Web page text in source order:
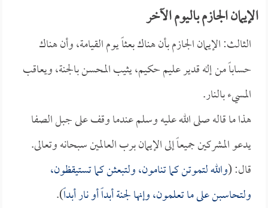
الإيمان الجازم باليوم الآخر
الثالث: الإيمان الجازم بأن هناك بعثاً يوم القيامة، وأن هناك
حساباً من إله قدير عليم حكيم، يثيب المحسن بالجنة، ويعاقب
المسيء بالنار.
هذا ما قاله صلى الله عليه وسلم عندما وقف على جبل الصفا
يدعو المشركين جميعاً إلى الإيمان برب العالمين سبحانه وتعالى.
قال: (والله لتموتن كما تنامون، ولتبعثن كما تستيقظون،
ولتحاسبن على ما تعلمون، وإنها لجنة أبداً أو نار أبداً).